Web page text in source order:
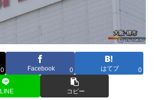
0 Facebook 0 はてブ 0
LINE コピー